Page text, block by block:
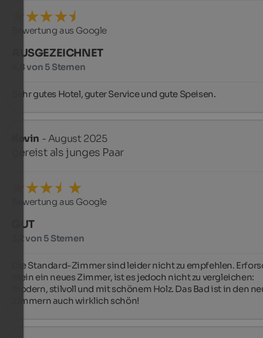
Bewertung aus Google
AUSGEZEICHNET
4,8 von 5 Sternen
Sehr gutes Hotel, guter Service und gute Speisen.
Kevin - August 2025
gereist als junges Paar
Bewertung aus Google
GUT
3,2 von 5 Sternen
Die Standard-Zimmer sind leider nicht zu empfehlen.
mein ein neues Zimmer, ist es jedoch nicht zu vergleichen:
modern, stilvoll und mit schönem Holz. Das Bad ist in den
Zimmern auch wirklich schön!